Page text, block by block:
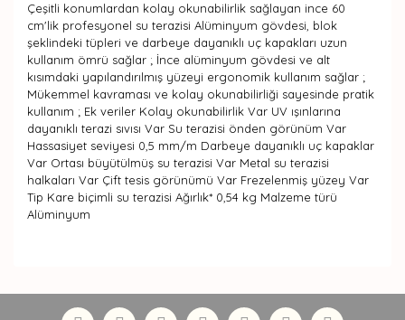
Çeşitli konumlardan kolay okunabilirlik sağlayan ince 60
cm'lik profesyonel su terazisi Alüminyum gövdesi, blok
şeklindeki tüpleri ve darbeye dayanıklı uç kapakları uzun
kullanım ömrü sağlar ; İnce alüminyum gövdesi ve alt
kısımdaki yapılandırılmış yüzeyi ergonomik kullanım sağlar ;
Mükemmel kavraması ve kolay okunabilirliği sayesinde pratik
kullanım ; Ek veriler Kolay okunabilirlik Var UV ışınlarına
dayanıklı terazi sıvısı Var Su terazisi önden görünüm Var
Hassasiyet seviyesi 0,5 mm/m Darbeye dayanıklı uç kapaklar
Var Ortası büyütülmüş su terazisi Var Metal su terazisi
halkaları Var Çift tesis görünümü Var Frezelenmiş yüzey Var
Tip Kare biçimli su terazisi Ağırlık* 0,54 kg Malzeme türü
Alüminyum
formunu kullanarak tarafımıza iletebilirsiniz.
Görüş ve önerileriniz için teşekkür ederiz.